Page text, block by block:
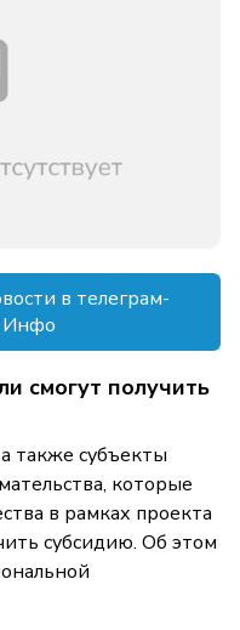
в телеграм-
Инфо
смогут получить
также субъекты
которые
в рамках проекта
субсидию. Об этом